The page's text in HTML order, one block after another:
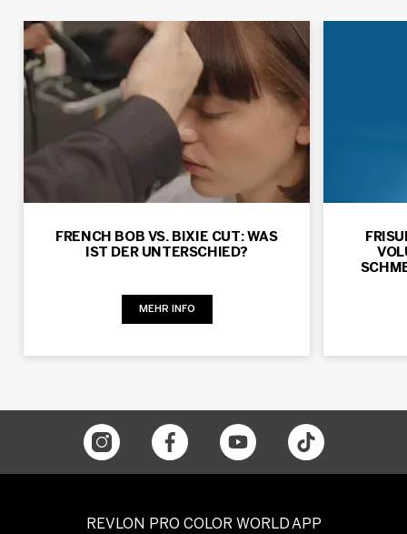
FRENCH BOB VS. BIXIE CUT: WAS
IST DER UNTERSCHIED?
MEHR INFO
REVLON PRO COLOR WORLD APP